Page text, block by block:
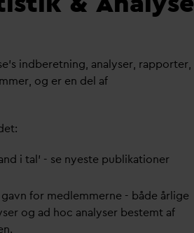
indberetning, analyser, rapporter,
og er en del af
i tal' - se nyeste publikationer
for medlemmerne - både årlige
og ad hoc analyser bestemt af